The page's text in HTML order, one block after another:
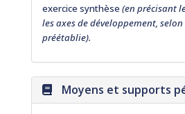
exercice synthèse (en précisant
les axes de développement,
préétablie).
Moyens et supports